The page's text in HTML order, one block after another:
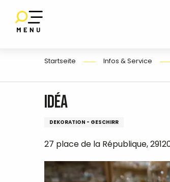
contenu
Startseite Infos & Service
Idéa
DEKORATION - GESCHIRR
27 place de la République,